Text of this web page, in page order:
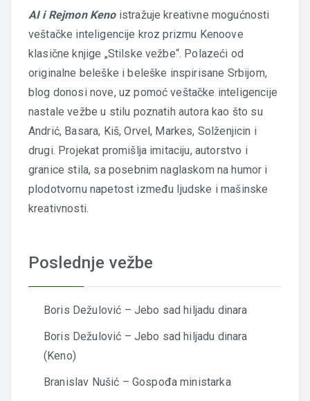
AI i Rejmon Kenoistražuje kreativne mogućnosti
veštačke inteligencije kroz prizmu Kenoove
klasične knjige „Stilske vežbe“. Polazeći od
originalne beleške i beleške inspirisane Srbijom,
blog donosi nove, uz pomoć veštačke inteligencije
nastale vežbe u stilu poznatih autora kao što su
Andrić, Basara, Kiš, Orvel, Markes, Solženjicin i
drugi. Projekat promišlja imitaciju, autorstvo i
granice stila, sa posebnim naglaskom na humor i
plodotvornu napetost između ljudske i mašinske
kreativnosti.
Poslednje vežbe
Boris Dežulović – Jebo sad hiljadu dinara
Boris Dežulović – Jebo sad hiljadu dinara
(Keno)
Branislav Nušić – Gospođa ministarka